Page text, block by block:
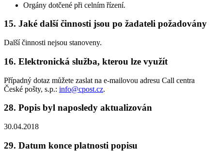
Orgány dotčené při celním řízení.
15. Jaké další činnosti jsou po žadateli požadovány
Další činnosti nejsou stanoveny.
16. Elektronická služba, kterou lze využít
Případný dotaz můžete zaslat na e-mailovou adresu Call centra
České pošty, s.p.: info@cpost.cz.
28. Popis byl naposledy aktualizován
30.04.2018
29. Datum konce platnosti popisu